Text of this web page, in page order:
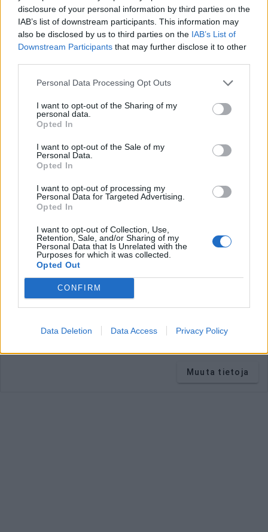
disclosure of your personal information by third parties on the
IAB’s list of downstream participants. This information may
also be disclosed by us to third parties on the IAB’s List of
Downstream Participants that may further disclose it to other
Personal Data Processing Opt Outs
I want to opt-out of the Sharing of my
personal data.
Opted In
I want to opt-out of the Sale of my
Personal Data.
Opted In
I want to opt-out of processing my
Personal Data for Targeted Advertising.
Opted In
I want to opt-out of Collection, Use,
Retention, Sale, and/or Sharing of my
Personal Data that Is Unrelated with the
Purposes for which it was collected.
Opted Out
CONFIRM
Data Deletion Data Access Privacy Policy
Jodi (I)
9,7 µg
6 %
Kalium (K)
115,2 mg
4 %
Magnesium (Mg)
3 %
Rauta (Fe)
3 %
Seleeni (Se)
10 %
Sinkki (Zn)
Fineli (THL)
* Tavoite kertoo ravintoaineen määrän ja osuuden viittellisestä
päiväsaannista.Ravintoaineiden ja energian viitteellinen päiväsaanti
suomalaisiin ravitsemussuosituksiin
Ravintoaineidensuositukset lasketaan tiedoilla:Aikuinen
Vitamiinien, kivennäis- ja hivenaineiden suositukset lasketaan
Muuta tietoja